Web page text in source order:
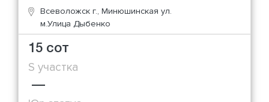
Всеволожск г., Минюшинская ул.
м.Улица Дыбенко
15 сот
S участка
—